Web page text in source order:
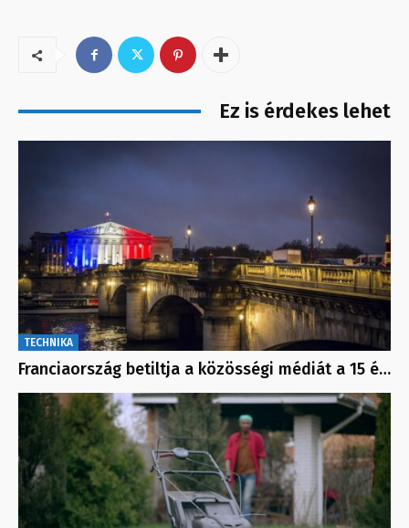
Ez is érdekes lehet
TECHNIKA
Franciaország betiltja a közösségi médiát a 15 é…